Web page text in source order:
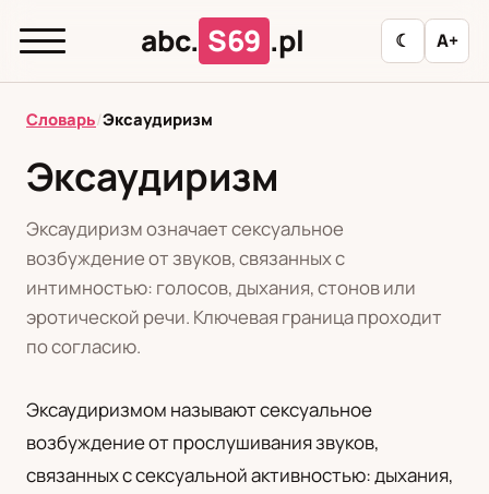
abc. S69 .pl ☾ A+
abc.
Б
Л
М Н О П Р С
Ф
Ц Ш Э
Polski Русский
Словарь/Эксаудиризм
Эксаудиризм
Эксаудиризм означает сексуальное
возбуждение от звуков, связанных с
интимностью: голосов, дыхания, стонов или
эротической речи. Ключевая граница проходит
по согласию.
Эксаудиризмом называют сексуальное
возбуждение от прослушивания звуков,
связанных с сексуальной активностью: дыхания,